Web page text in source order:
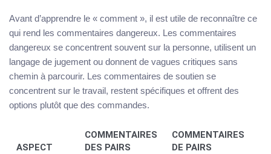
Avant d’apprendre le « comment », il est utile de reconnaître ce
qui rend les commentaires dangereux. Les commentaires
dangereux se concentrent souvent sur la personne, utilisent un
langage de jugement ou donnent de vagues critiques sans
chemin à parcourir. Les commentaires de soutien se
concentrent sur le travail, restent spécifiques et offrent des
options plutôt que des commandes.
ASPECT
COMMENTAIRES
DES PAIRS
COMMENTAIRES
DE PAIRS